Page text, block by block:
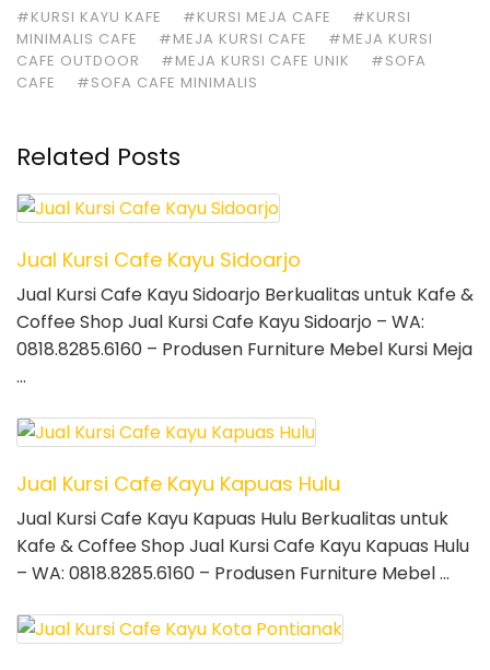
#KURSI KAYU KAFE
#KURSI MEJA CAFE
#KURSI
MINIMALIS CAFE
#MEJA KURSI CAFE
#MEJA KURSI
CAFE OUTDOOR
#MEJA KURSI CAFE UNIK
#SOFA
CAFE
#SOFA CAFE MINIMALIS
Related Posts
Jual Kursi Cafe Kayu Sidoarjo
Jual Kursi Cafe Kayu Sidoarjo Berkualitas untuk Kafe &
Coffee Shop Jual Kursi Cafe Kayu Sidoarjo – WA:
0818.8285.6160 – Produsen Furniture Mebel Kursi Meja
…
Jual Kursi Cafe Kayu Kapuas Hulu
Jual Kursi Cafe Kayu Kapuas Hulu Berkualitas untuk
Kafe & Coffee Shop Jual Kursi Cafe Kayu Kapuas Hulu
– WA: 0818.8285.6160 – Produsen Furniture Mebel …